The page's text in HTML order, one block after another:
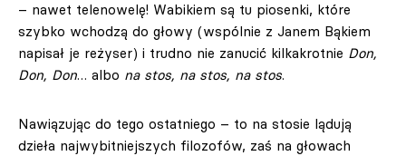
– nawet telenowelę! Wabikiem są tu piosenki, które
szybko wchodzą do głowy (wspólnie z Janem Bąkiem
napisał je reżyser) i trudno nie zanucić kilkakrotnie Don,
Don, Don… albo na stos, na stos, na stos.
Nawiązując do tego ostatniego – to na stosie lądują
dzieła najwybitniejszych filozofów, zaś na głowach